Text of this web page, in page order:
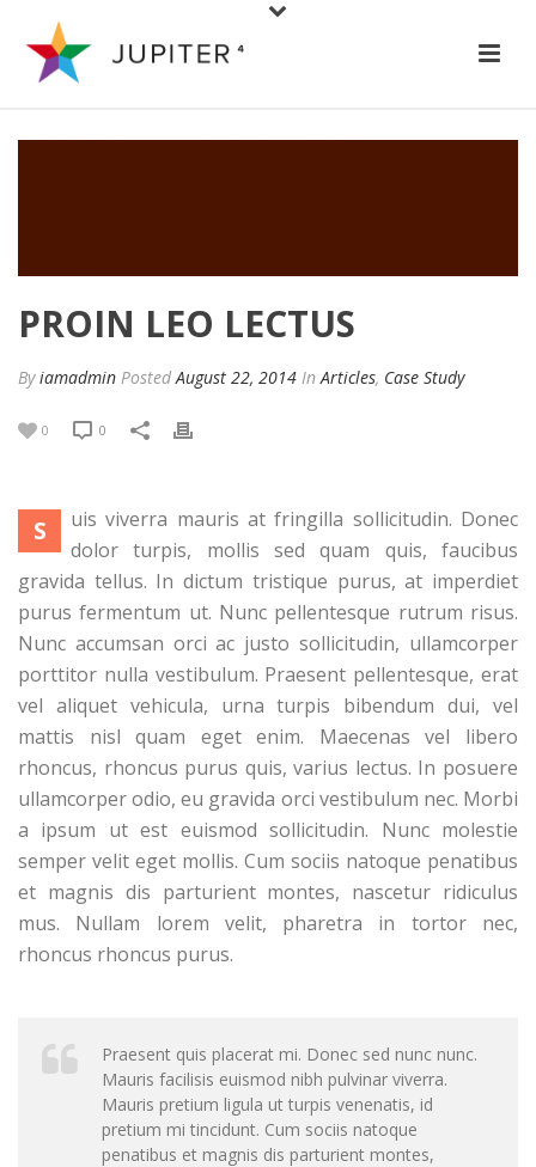
PROIN LEO LECTUS
Byiamadmin PostedAugust 22, 2014 InArticles, Case Study
0 0
S
uis viverra mauris at fringilla sollicitudin. Donec
dolor turpis, mollis sed quam quis, faucibus
gravida tellus. In dictum tristique purus, at imperdiet
purus fermentum ut. Nunc pellentesque rutrum risus.
Nunc accumsan orci ac justo sollicitudin, ullamcorper
porttitor nulla vestibulum. Praesent pellentesque, erat
vel aliquet vehicula, urna turpis bibendum dui, vel
mattis nisl quam eget enim. Maecenas vel libero
rhoncus, rhoncus purus quis, varius lectus. In posuere
ullamcorper odio, eu gravida orci vestibulum nec. Morbi
a ipsum ut est euismod sollicitudin. Nunc molestie
semper velit eget mollis. Cum sociis natoque penatibus
et magnis dis parturient montes, nascetur ridiculus
mus. Nullam lorem velit, pharetra in tortor nec,
rhoncus rhoncus purus.
Praesent quis placerat mi. Donec sed nunc nunc.
Mauris facilisis euismod nibh pulvinar viverra.
Mauris pretium ligula ut turpis venenatis, id
pretium mi tincidunt. Cum sociis natoque
penatibus et magnis dis parturient montes,